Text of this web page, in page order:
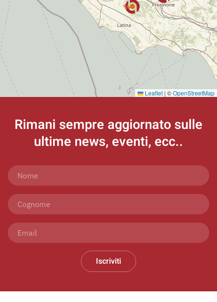
Leaflet | ©OpenStreetMap
Rimani sempre aggiornato sulle
ultime news, eventi, ecc..
Iscriviti